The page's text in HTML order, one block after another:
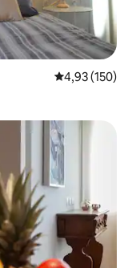
Средна
4,93 (150)